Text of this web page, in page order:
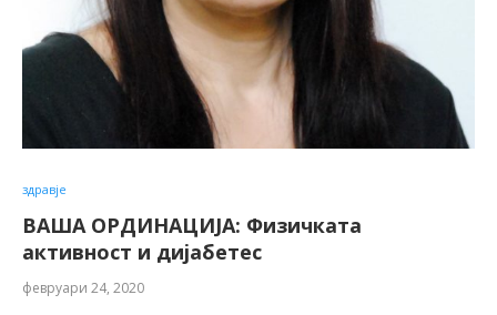
здравје
ВАША ОРДИНАЦИЈА: Физичката
активност и дијабетес
февруари 24, 2020